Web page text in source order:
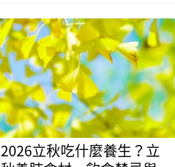
2026立秋吃什麼養生？立